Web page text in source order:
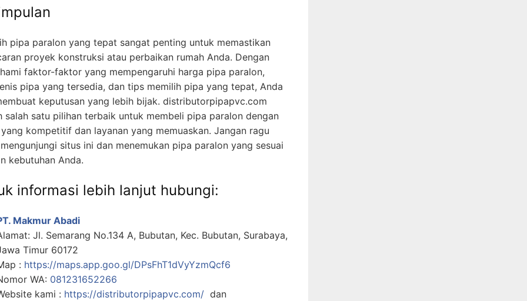
pipa paralon yang tepat sangat penting untuk memastikan
proyek konstruksi atau perbaikan rumah Anda. Dengan
faktor-faktor yang mempengaruhi harga pipa paralon,
pipa yang tersedia, dan tips memilih pipa yang tepat, Anda
keputusan yang lebih bijak. distributorpipapvc.com
salah satu pilihan terbaik untuk membeli pipa paralon dengan
kompetitif dan layanan yang memuaskan. Jangan ragu
situs ini dan menemukan pipa paralon yang sesuai
kebutuhan Anda.
informasi lebih lanjut hubungi:
Makmur Abadi
Jl. Semarang No.134 A, Bubutan, Kec. Bubutan, Surabaya,
Timur 60172
: https://maps.app.goo.gl/DPsFhT1dVyYzmQcf6
WA: 081231652266
kami : https://distributorpipapvc.com/ dan